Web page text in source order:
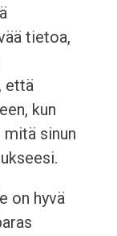
tietoa,
että
kun
sinun
on hyvä